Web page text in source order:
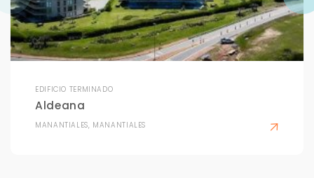
EDIFICIO TERMINADO
Aldeana
MANANTIALES, MANANTIALES